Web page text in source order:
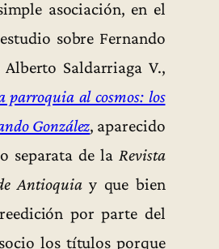
asociación, en el
sobre Fernando
Alberto Saldarriaga V.,
parroquia al cosmos: los
González, aparecido
separata de laRevista
Antioquiay que bien
por parte del
los títulos porque